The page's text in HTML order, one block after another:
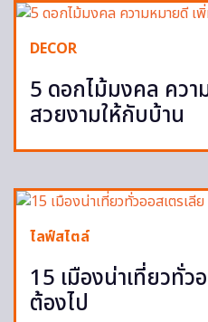
DECOR
5 ดอกไม้มงคล ควา
สวยงามให้กับบ้าน
ไลฟ์สไตล์
15 เมืองน่าเที่ยวทั่ว
ต้องไป